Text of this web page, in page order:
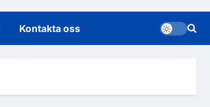
Kontakta oss